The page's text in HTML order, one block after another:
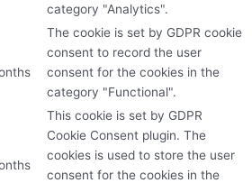
category "Analytics".
The cookie is set by GDPR cookie
consent to record the user
consent for the cookies in the
category "Functional".
This cookie is set by GDPR
Cookie Consent plugin. The
cookies is used to store the user
consent for the cookies in the